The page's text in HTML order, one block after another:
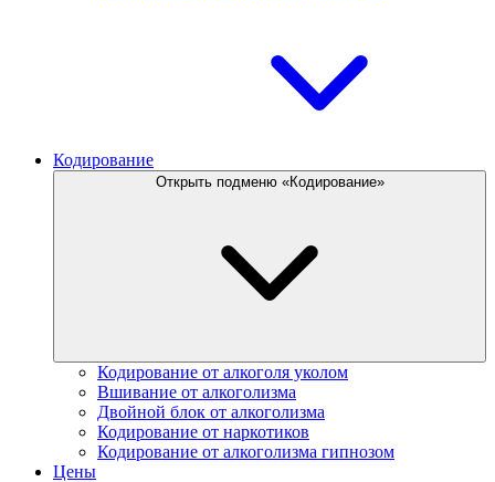
Кодирование
Открыть подменю «Кодирование»
Кодирование от алкоголя уколом
Вшивание от алкоголизма
Двойной блок от алкоголизма
Кодирование от наркотиков
Кодирование от алкоголизма гипнозом
Цены